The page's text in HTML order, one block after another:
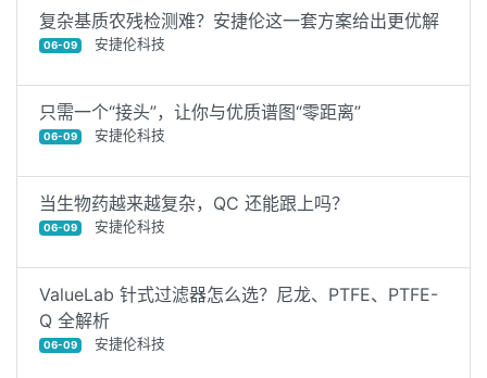
复杂基质农残检测难？安捷伦这一套方案给出更优解
06-09 安捷伦科技
只需一个“接头”，让你与优质谱图“零距离”
06-09 安捷伦科技
当生物药越来越复杂，QC 还能跟上吗？
06-09 安捷伦科技
ValueLab 针式过滤器怎么选？尼龙、PTFE、PTFE-
Q 全解析
06-09 安捷伦科技